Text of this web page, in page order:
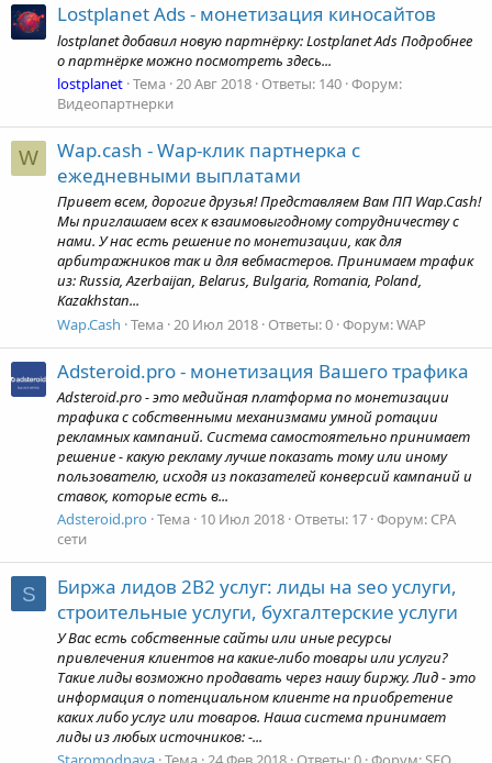
Lostplanet Ads - монетизация киносайтов
lostplanet добавил новую партнёрку: Lostplanet Ads Подробнее
о партнёрке можно посмотреть здесь...
lostplanet Тема 20 Авг 2018 Ответы: 140 Форум:
Видеопартнерки
W
Wap.cash - Wap-клик партнерка с
ежедневными выплатами
Привет всем, дорогие друзья! Представляем Вам ПП Wap.Cash!
Мы приглашаем всех к взаимовыгодному сотрудничеству с
нами. У нас есть решение по монетизации, как для
арбитражников так и для вебмастеров. Принимаем трафик
из: Russia, Azerbaijan, Belarus, Bulgaria, Romania, Poland,
Kazakhstan...
Wap.Cash Тема 20 Июл 2018 Ответы: 0 Форум:WAP
Adsteroid.pro - монетизация Вашего трафика
Adsteroid.pro - это медийная платформа по монетизации
трафика с собственными механизмами умной ротации
рекламных кампаний. Система самостоятельно принимает
решение - какую рекламу лучше показать тому или иному
пользователю, исходя из показателей конверсий кампаний и
ставок, которые есть в...
Adsteroid.pro Тема 10 Июл 2018 Ответы: 17 Форум: CPA
сети
S
Биржа лидов 2B2 услуг: лиды на seo услуги,
строительные услуги, бухгалтерские услуги
У Вас есть собственные сайты или иные ресурсы
привлечения клиентов на какие-либо товары или услуги?
Такие лиды возможно продавать через нашу биржу. Лид - это
информация о потенциальном клиенте на приобретение
каких либо услуг или товаров. Наша система принимает
лиды из любых источников: -...